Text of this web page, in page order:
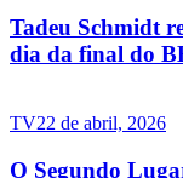
Tadeu Schmidt
dia da final do
TV22 de abril, 2026
O Segundo